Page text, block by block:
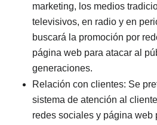
marketing, los medios
televisivos, en radio y en
buscará la promoción por
página web para atacar al
generaciones.
Relación con clientes: Se
sistema de atención al
redes sociales y página web